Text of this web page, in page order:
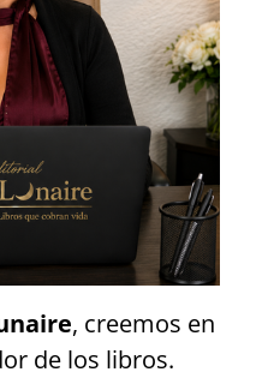
, creemos en
de los libros.